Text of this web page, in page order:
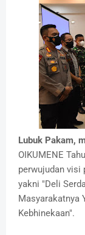
Lubuk Pakam,
OIKUMENE
perwujudan visi
yakni "Deli
Masyarakatnya
Kebhinekaan".